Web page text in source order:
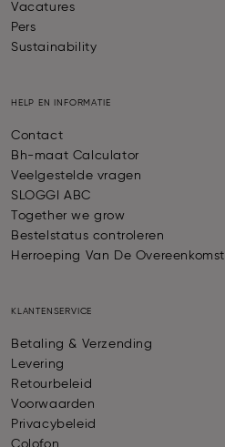
Vacatures
Pers
Sustainability
HELP EN INFORMATIE
Contact
Bh-maat Calculator
Veelgestelde vragen
SLOGGI ABC
Together we grow
Bestelstatus controleren
Herroeping Van De Overeenkomst
KLANTENSERVICE
Betaling & Verzending
Levering
Retourbeleid
Voorwaarden
Privacybeleid